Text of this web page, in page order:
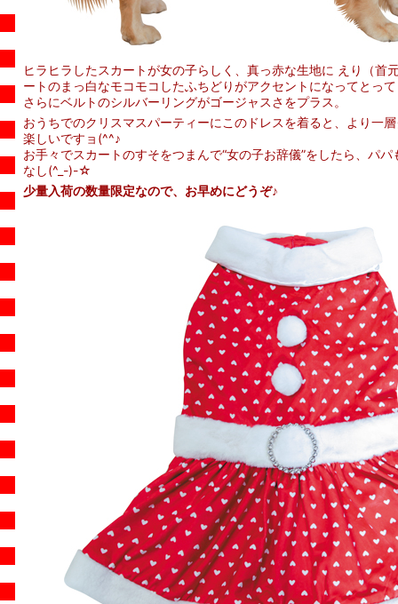
ヒラヒラしたスカートが女の子らしく、真っ赤な生地に えり（首
ートのまっ白なモコモコしたふちどりがアクセントになってとっ
さらにベルトのシルバーリングがゴージャスさをプラス。
おうちでのクリスマスパーティーにこのドレスを着ると、より一
楽しいですョ(^^♪
お手々でスカートのすそをつまんで“女の子お辞儀”をしたら、パ
なし(^_-)-☆
少量入荷の数量限定なので、お早めにどうぞ♪